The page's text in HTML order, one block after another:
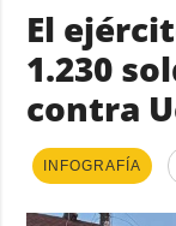
El
1.230
contra
INFOGRAFÍA